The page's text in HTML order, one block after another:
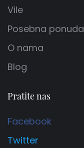
Vile
Posebna ponuda
O nama
Blog
Pratite nas
Facebook
Twitter